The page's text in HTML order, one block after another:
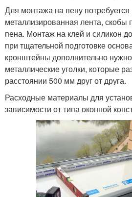
Для монтажа на пену потребуется
металлизированная лента,
пена. Монтаж на клей и силикон
при тщательной подготовке
кронштейны дополнительно
металлические уголки, которые
расстоянии 500 мм друг от друга.
Расходные материалы для
зависимости от типа оконной